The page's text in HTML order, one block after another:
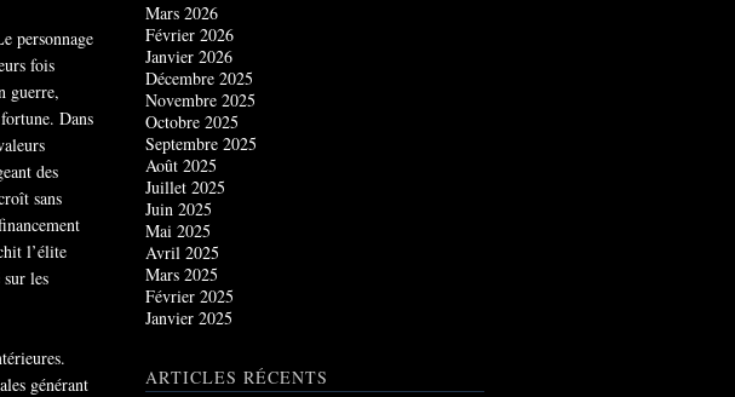
personnage
fois
guerre,
Dans
des
sans
l’élite
les
générant
Mars 2026
Février 2026
Janvier 2026
Décembre 2025
Novembre 2025
Octobre 2025
Septembre 2025
Août 2025
Juillet 2025
Juin 2025
Mai 2025
Avril 2025
Mars 2025
Février 2025
Janvier 2025
ARTICLES RÉCENTS